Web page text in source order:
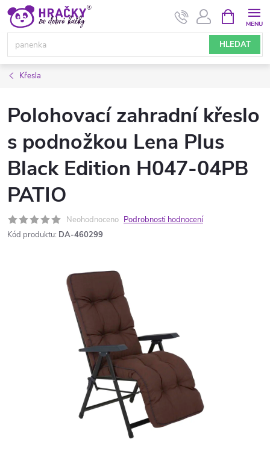
Přejít
obsah
HLEDAT
NÁKUPNÍ
KOŠÍK
Křesla
Polohovací zahradní křeslo
s podnožkou Lena Plus
Black Edition H047-04PB
PATIO
Neohodnoceno Podrobnosti hodnocení
Kód produktu: DA-460299